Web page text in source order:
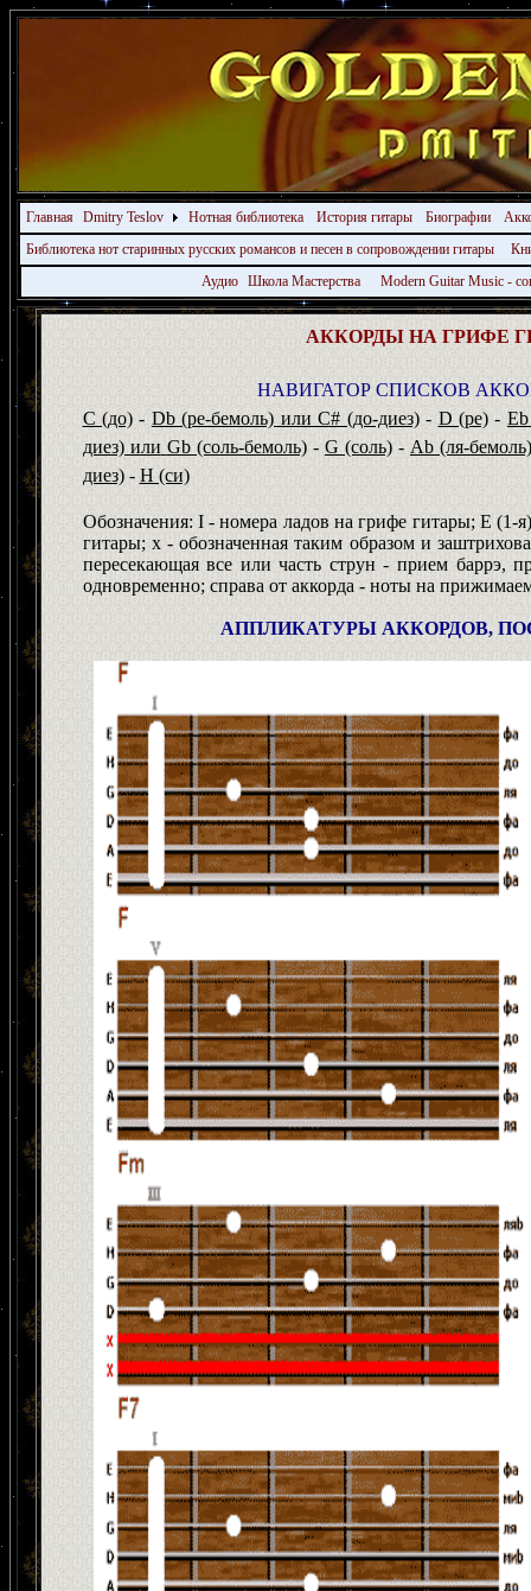
Главная Dmitry Teslov Нотная библиотека История гитары Биографии
Библиотека нот старинных русских романсов и песен в сопровождении гитары
Аудио Школа Мастерства Modern Guitar Music -
АККОРДЫ НА ГРИФЕ
НАВИГАТОР СПИСКОВ
C (до)- Db (ре-бемоль) или С# (до-диез)- D (ре)-
диез) или Gb (соль-бемоль)- G (соль)- Ab (ля-
диез)- H (си)
Обозначения: I - номера ладов на грифе гитары;E(1-я
гитары; x -обозначенная таким образом и
пересекающая все или часть струн - прием баррэ,
одновременно; справа от аккорда - ноты на
АППЛИКАТУРЫ АККОРДОВ,